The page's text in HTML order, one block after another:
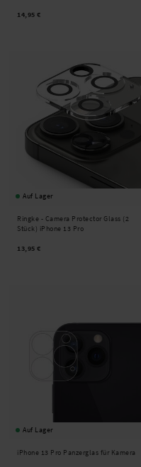
14,95 €
Auf Lager
Ringke - Camera Protector Glass (2
Stück) iPhone 13 Pro
13,95 €
Auf Lager
iPhone 13 Pro Panzerglas für Kamera